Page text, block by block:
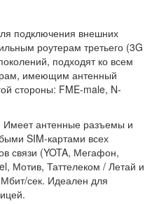
подключения внешних
роутерам третьего (3G
подходят ко всем
имеющим антенный
стороны: FME-male, N-
антенные разъемы и
SIM-картами всех
связи (YOTA, Мегафон,
Мотив, Таттелеком / Летай и
сек. Идеален для